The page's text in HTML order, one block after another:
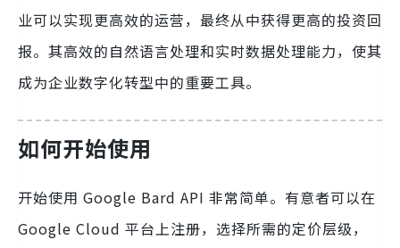
业可以实现更高效的运营，最终从中获得更高的投资回
报。其高效的自然语言处理和实时数据处理能力，使其
成为企业数字化转型中的重要工具。
如何开始使用
开始使用 Google Bard API 非常简单。有意者可以在
Google Cloud 平台上注册，选择所需的定价层级，